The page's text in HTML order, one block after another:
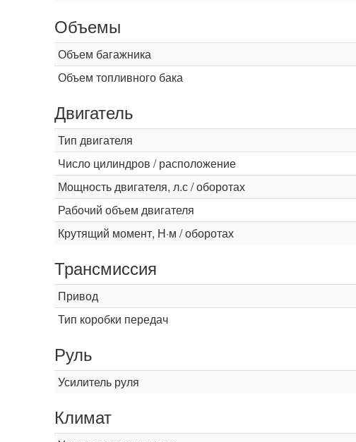
Объемы
Объем багажника
Объем топливного бака
Двигатель
Тип двигателя
Число цилиндров / расположение
Мощность двигателя, л.с / оборотах
Рабочий объем двигателя
Крутящий момент, Н·м / оборотах
Трансмиссия
Привод
Тип коробки передач
Руль
Усилитель руля
Климат